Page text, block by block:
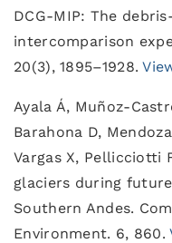
DCG-MIP: The
intercomparison
20(3), 1895–1928.
Ayala Á, Muñoz-
Barahona D,
Vargas X, Pellicciotti
glaciers during
Southern Andes.
Environment. 6, 860.